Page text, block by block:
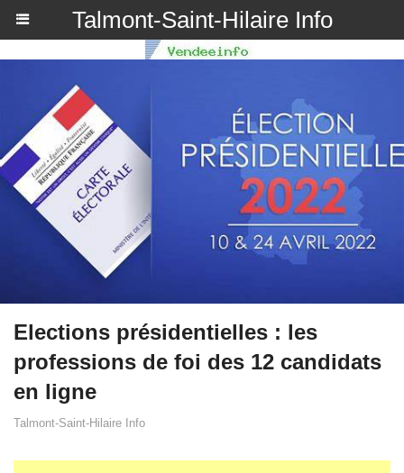
Talmont-Saint-Hilaire Info
Elections présidentielles : les
professions de foi des 12 candidats
en ligne
Talmont-Saint-Hilaire Info